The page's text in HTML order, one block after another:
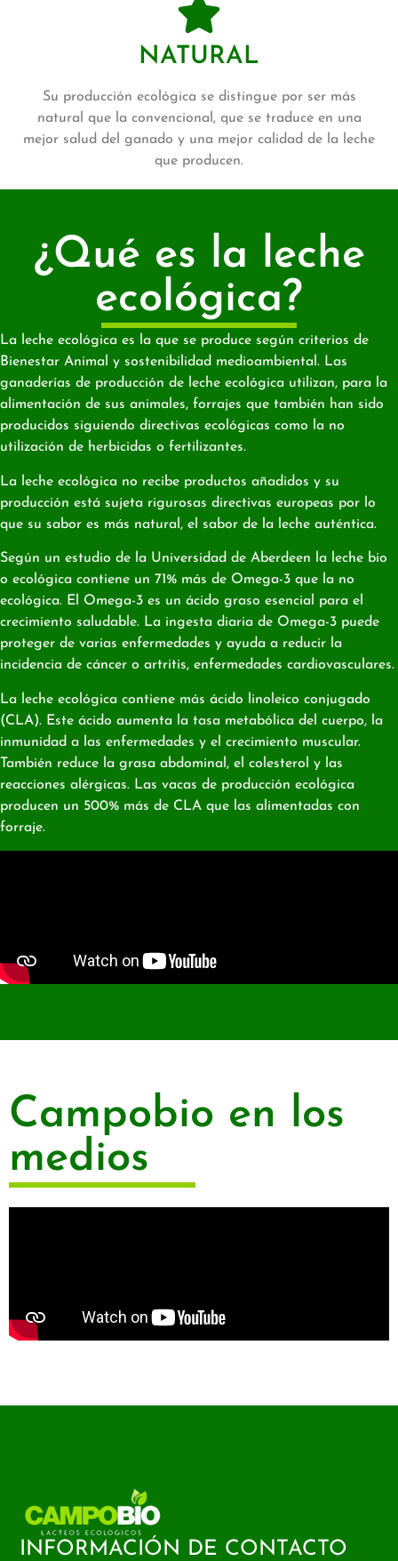
NATURAL
Su producción ecológica se distingue por ser más
natural que la convencional, que se traduce en una
mejor salud del ganado y una mejor calidad de la leche
que producen.
¿Qué es la leche
ecológica?
La leche ecológica es la que se produce según criterios de
Bienestar Animal y sostenibilidad medioambiental. Las
ganaderías de producción de leche ecológica utilizan, para la
alimentación de sus animales, forrajes que también han sido
producidos siguiendo directivas ecológicas como la no
utilización de herbicidas o fertilizantes.
La leche ecológica no recibe productos añadidos y su
producción está sujeta rigurosas directivas europeas por lo
que su sabor es más natural, el sabor de la leche auténtica.
Según un estudio de la Universidad de Aberdeen la leche bio
o ecológica contiene un 71% más de Omega-3 que la no
ecológica. El Omega-3 es un ácido graso esencial para el
crecimiento saludable. La ingesta diaria de Omega-3 puede
proteger de varias enfermedades y ayuda a reducir la
incidencia de cáncer o artritis, enfermedades cardiovasculares.
La leche ecológica contiene más ácido linoleico conjugado
(CLA). Este ácido aumenta la tasa metabólica del cuerpo, la
inmunidad a las enfermedades y el crecimiento muscular.
También reduce la grasa abdominal, el colesterol y las
reacciones alérgicas. Las vacas de producción ecológica
producen un 500% más de CLA que las alimentadas con
forraje.
Campobio en los
medios
INFORMACIÓN DE CONTACTO